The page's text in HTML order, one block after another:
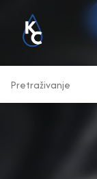
Pogledaj sve